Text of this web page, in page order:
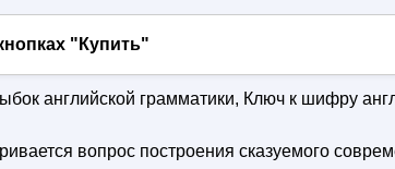
"Купить"
английской грамматики, Ключ к шифру
вопрос построения сказуемого